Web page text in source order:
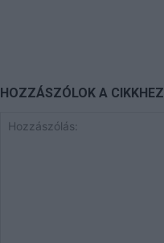
HOZZÁSZÓLOK A CIKKHEZ